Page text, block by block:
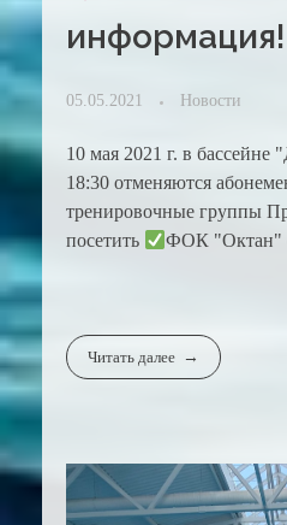
информация!
05.05.2021 Новости
10 мая 2021 г. в бассейне
18:30 отменяются
тренировочные группы
посетить
ФОК "Октан"
Читать далее